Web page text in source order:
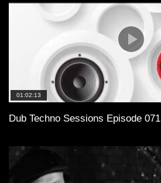
01:02:13
Dub Techno Sessions Episode 071